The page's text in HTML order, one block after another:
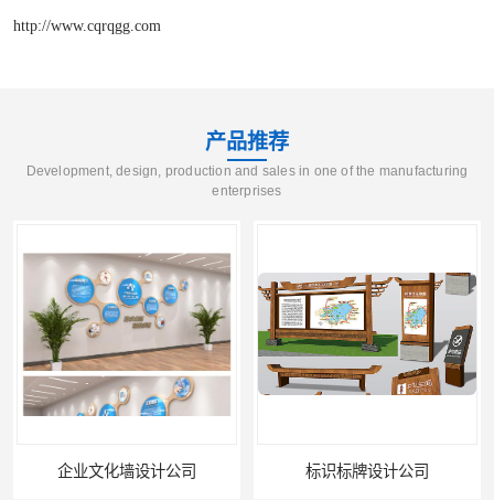
http://www.cqrqgg.com
产品推荐
Development, design, production and sales in one of the manufacturing
enterprises
企业文化墙设计公司 标识标牌设计公司